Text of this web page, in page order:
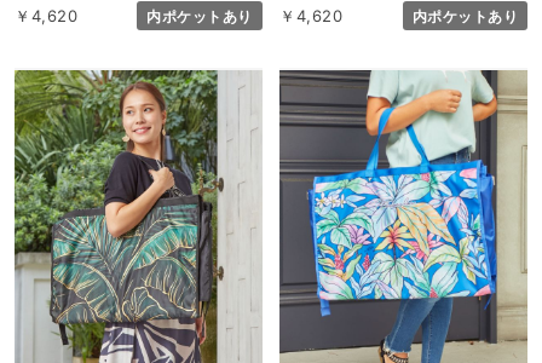
￥4,620 内ポケットあり ￥4,620 内ポケットあり